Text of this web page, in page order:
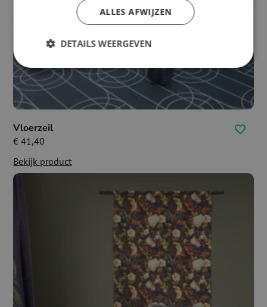
Vloerzeil
€ 41,40
Bekijk product
ALLES AFWIJZEN
DETAILS WEERGEVEN